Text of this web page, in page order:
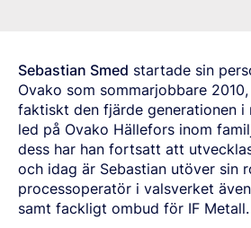
HYDRAULIK
CYLINDRAR
VENTILER
PUMPAR OCH MOTORER
TILLVERKNING
SMIDE
MASKINBEARBETNING
VÄRMEBEHANDLING
BQ-STEEL®
IQ-STEEL®
HYBRID STEEL®
M-STEEL®
SZ-STEEL®
WR-STEEL®
CROMAX®
STÅLSORTER
GENOMHÄRDANDE
PRODUKTFORMER
VARMVALSADE STÄNGER
RUNDSTÅNG
SMIDD/VALSAD STÅNG
FYRKANTSSTÅNG
PLATTSTÅNG
SPECIALPROFILER
SPECIALEGENSKAPER (SP-
TJÄNSTER
SKRÄDDARSYDDA
DIGITALA VERKTYG
STEEL NAVIGATOR
OVATRACK
HÅLLBARHET
MILJÖ
VÅR VÄG MOT
KARRIÄR
Sebastian Smed startade sin
Ovako som sommarjobbare
faktiskt den fjärde generationen i
led på Ovako Hällefors inom
dess har han fortsatt att
och idag är Sebastian utöver sin
processoperatör i valsverket
samt fackligt ombud för IF Metall.